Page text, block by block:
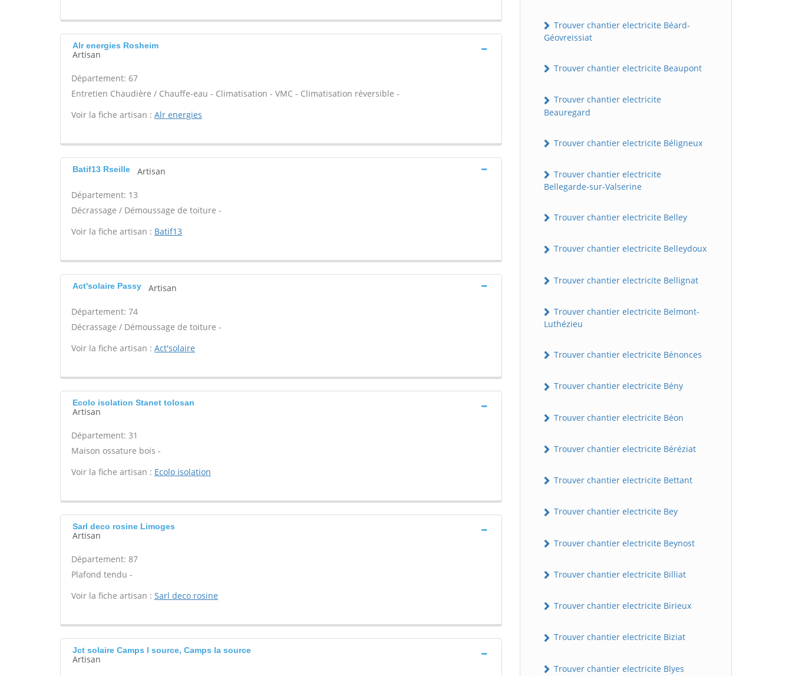
Alr energies Rosheim
Artisan
Département: 67
Entretien Chaudière / Chauffe-eau - Climatisation - VMC - Climatisation réversible -
Voir la fiche artisan : Alr energies
Batif13 Rseille Artisan
Département: 13
Décrassage / Démoussage de toiture -
Voir la fiche artisan : Batif13
Act'solaire Passy Artisan
Département: 74
Décrassage / Démoussage de toiture -
Voir la fiche artisan : Act'solaire
Ecolo isolation Stanet tolosan
Artisan
Département: 31
Maison ossature bois -
Voir la fiche artisan : Ecolo isolation
Sarl deco rosine Limoges
Artisan
Département: 87
Plafond tendu -
Voir la fiche artisan : Sarl deco rosine
Jct solaire Camps l source, Camps la source
Artisan
Trouver chantier electricite Béard-
Géovreissiat
Trouver chantier electricite Beaupont
Trouver chantier electricite
Beauregard
Trouver chantier electricite Béligneux
Trouver chantier electricite
Bellegarde-sur-Valserine
Trouver chantier electricite Belley
Trouver chantier electricite Belleydoux
Trouver chantier electricite Bellignat
Trouver chantier electricite Belmont-
Luthézieu
Trouver chantier electricite Bénonces
Trouver chantier electricite Bény
Trouver chantier electricite Béon
Trouver chantier electricite Béréziat
Trouver chantier electricite Bettant
Trouver chantier electricite Bey
Trouver chantier electricite Beynost
Trouver chantier electricite Billiat
Trouver chantier electricite Birieux
Trouver chantier electricite Biziat
Trouver chantier electricite Blyes